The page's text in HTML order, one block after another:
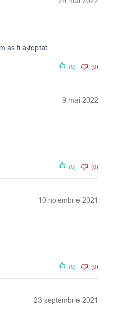
as fi așteptat
(0) (0)
9 mai 2022
(0) (0)
10 noiembrie 2021
(0) (0)
23 septembrie 2021